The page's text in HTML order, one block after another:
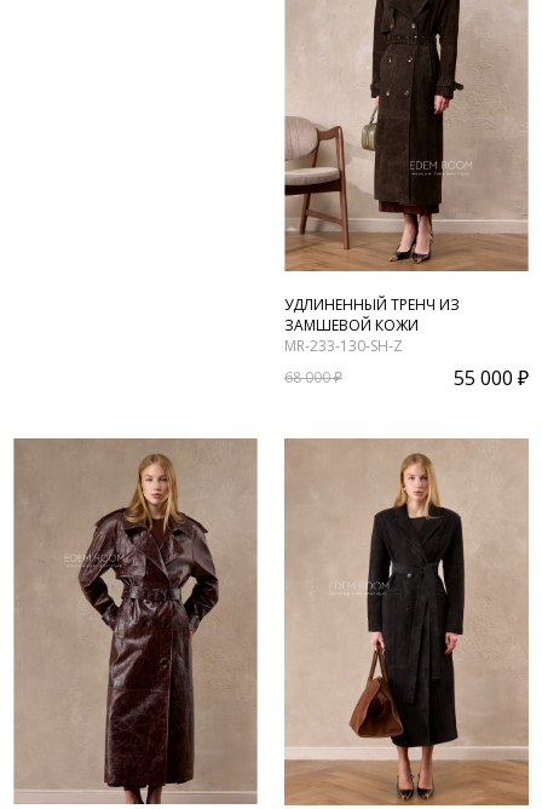
УДЛИНЕННЫЙ ТРЕНЧ ИЗ
ЗАМШЕВОЙ КОЖИ
MR-233-130-SH-Z
68 000 ₽
55 000 ₽